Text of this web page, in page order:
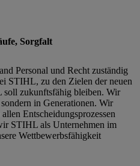
Sorgfalt
Personal und Recht zuständig
STIHL, zu den Zielen der neuen
soll zukunftsfähig bleiben. Wir
in Generationen. Wir
Entscheidungsprozessen
STIHL als Unternehmen im
Wettbewerbsfähigkeit